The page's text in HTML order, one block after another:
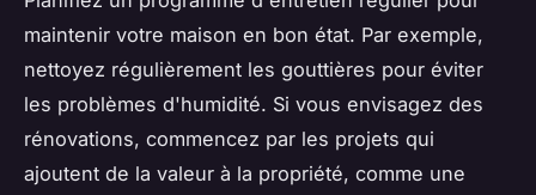
maintenir votre maison en bon état. Par exemple,
nettoyez régulièrement les gouttières pour éviter
les problèmes d'humidité. Si vous envisagez des
rénovations, commencez par les projets qui
ajoutent de la valeur à la propriété, comme une